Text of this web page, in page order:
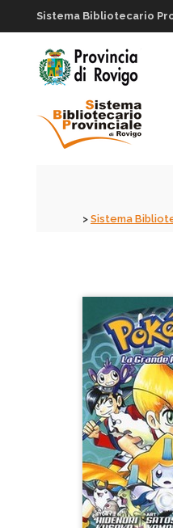
Sistema Bibliotecario
Sistema